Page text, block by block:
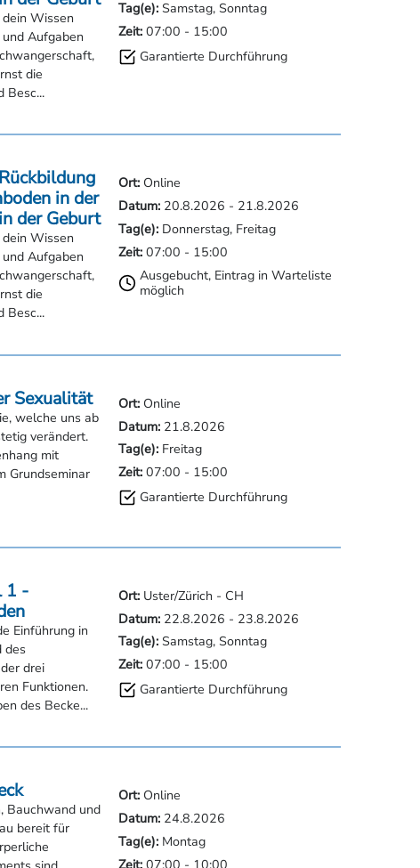
die
Besc...
Garantierte Durchführung
der Geburt
Wissen
Aufgaben
die
Besc...
Ort:Online
Tag(e):Donnerstag, Freitag
Zeit:07:00 - 15:00
Ausgebucht, Eintrag in Warteliste
möglich
Sexualität
mit
Grundseminar
Ort:Online
Tag(e):Freitag
Zeit:07:00 - 15:00
Garantierte Durchführung
1 -
Einführung in
drei
Funktionen.
des Becke...
Ort:Uster/Zürich - CH
Tag(e):Samstag, Sonntag
Zeit:07:00 - 15:00
Garantierte Durchführung
bereit für
sind
...
Ort:Online
Tag(e):Montag
Zeit:07:00 - 10:00
Garantierte Durchführung